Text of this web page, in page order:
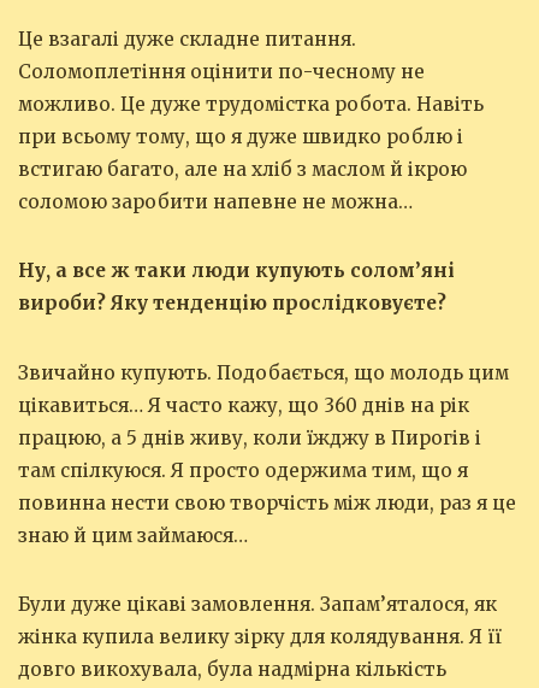
Це взагалі дуже складне питання.
Соломоплетіння оцінити по-чесному не
можливо. Це дуже трудомістка робота. Навіть
при всьому тому, що я дуже швидко роблю і
встигаю багато, але на хліб з маслом й ікрою
соломою заробити напевне не можна…
Ну, а все ж таки люди купують солом’яні
вироби? Яку тенденцію прослідковуєте?
Звичайно купують. Подобається, що молодь цим
цікавиться… Я часто кажу, що 360 днів на рік
працюю, а 5 днів живу, коли їжджу в Пирогів і
там спілкуюся. Я просто одержима тим, що я
повинна нести свою творчість між люди, раз я це
знаю й цим займаюся…
Були дуже цікаві замовлення. Запам’яталося, як
жінка купила велику зірку для колядування. Я її
довго викохувала, була надмірна кількість